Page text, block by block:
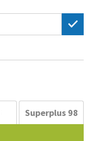
Superplus 98